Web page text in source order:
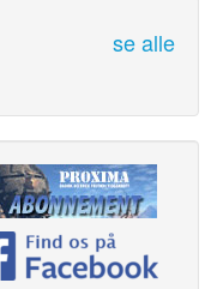
se alle